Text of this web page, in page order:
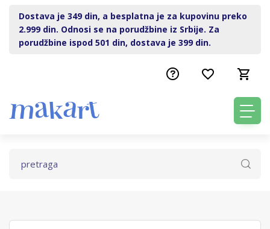
Dostava je 349 din, a besplatna je za kupovinu preko
2.999 din. Odnosi se na porudžbine iz Srbije. Za
porudžbine ispod 501 din, dostava je 399 din.